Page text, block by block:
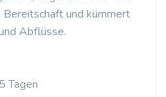
Bereitschaft und kümmert
Abflüsse.
Tagen